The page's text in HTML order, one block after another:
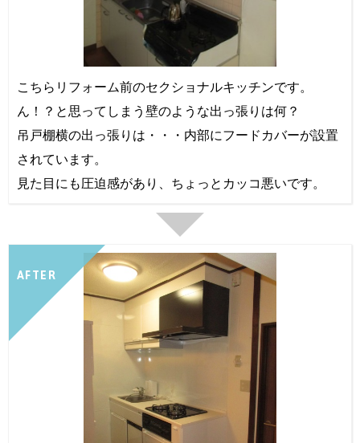
こちらリフォーム前のセクショナルキッチンです。
ん！？と思ってしまう壁のような出っ張りは何？
吊戸棚横の出っ張りは・・・内部にフードカバーが設置
されています。
見た目にも圧迫感があり、ちょっとカッコ悪いです。
AFTER